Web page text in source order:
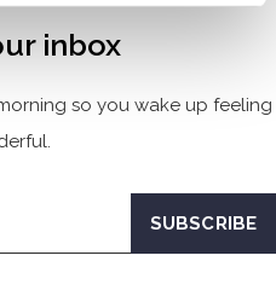
inbox
so you wake up feeling